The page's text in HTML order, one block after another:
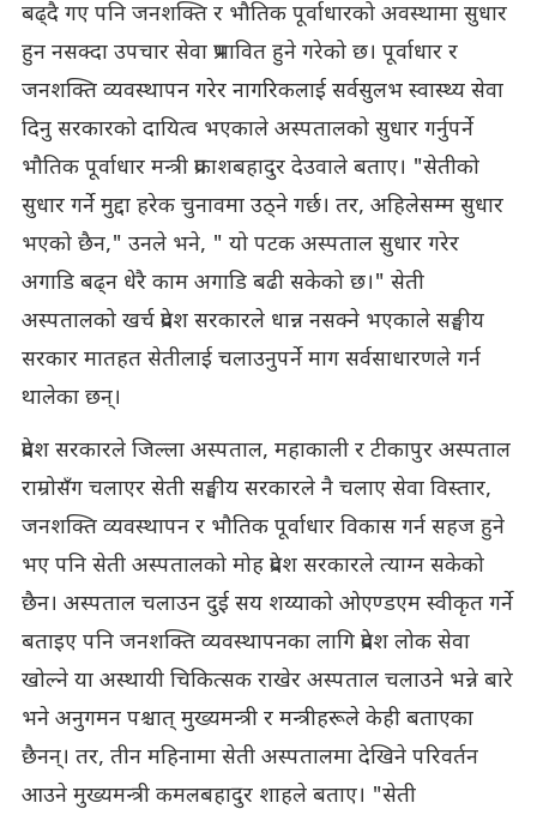
बढ्दै गए पनि जनशक्ति र भौतिक पूर्वाधारको अवस्थामा सुधार
हुन नसक्दा उपचार सेवा प्रभावित हुने गरेको छ। पूर्वाधार र
जनशक्ति व्यवस्थापन गरेर नागरिकलाई सर्वसुलभ स्वास्थ्य सेवा
दिनु सरकारको दायित्व भएकाले अस्पतालको सुधार गर्नुपर्ने
भौतिक पूर्वाधार मन्त्री प्रकाशबहादुर देउवाले बताए। "सेतीको
सुधार गर्ने मुद्दा हरेक चुनावमा उठ्ने गर्छ। तर, अहिलेसम्म सुधार
भएको छैन," उनले भने, " यो पटक अस्पताल सुधार गरेर
अगाडि बढ्न धेरै काम अगाडि बढी सकेको छ।" सेती
अस्पतालको खर्च प्रदेश सरकारले धान्न नसक्ने भएकाले सङ्घीय
सरकार मातहत सेतीलाई चलाउनुपर्ने माग सर्वसाधारणले गर्न
थालेका छन्।
प्रदेश सरकारले जिल्ला अस्पताल, महाकाली र टीकापुर अस्पताल
राम्रोसँग चलाएर सेती सङ्घीय सरकारले नै चलाए सेवा विस्तार,
जनशक्ति व्यवस्थापन र भौतिक पूर्वाधार विकास गर्न सहज हुने
भए पनि सेती अस्पतालको मोह प्रदेश सरकारले त्याग्न सकेको
छैन। अस्पताल चलाउन दुई सय शय्याको ओएण्डएम स्वीकृत गर्ने
बताइए पनि जनशक्ति व्यवस्थापनका लागि प्रदेश लोक सेवा
खोल्ने या अस्थायी चिकित्सक राखेर अस्पताल चलाउने भन्ने बारे
भने अनुगमन पश्चात् मुख्यमन्त्री र मन्त्रीहरूले केही बताएका
छैनन्। तर, तीन महिनामा सेती अस्पतालमा देखिने परिवर्तन
आउने मुख्यमन्त्री कमलबहादुर शाहले बताए। "सेती